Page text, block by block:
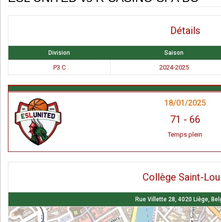
Détails
Division Saison
P3 C 2024-2025
18/01/2025
71 - 66
Temps plein
Collège Saint-
Rue Villette 28, 4020 Liège,